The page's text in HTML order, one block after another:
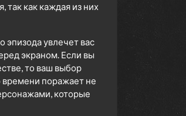
как каждая из них
эпизода увлечет вас
экраном. Если вы
то ваш выбор
поражает не
которые